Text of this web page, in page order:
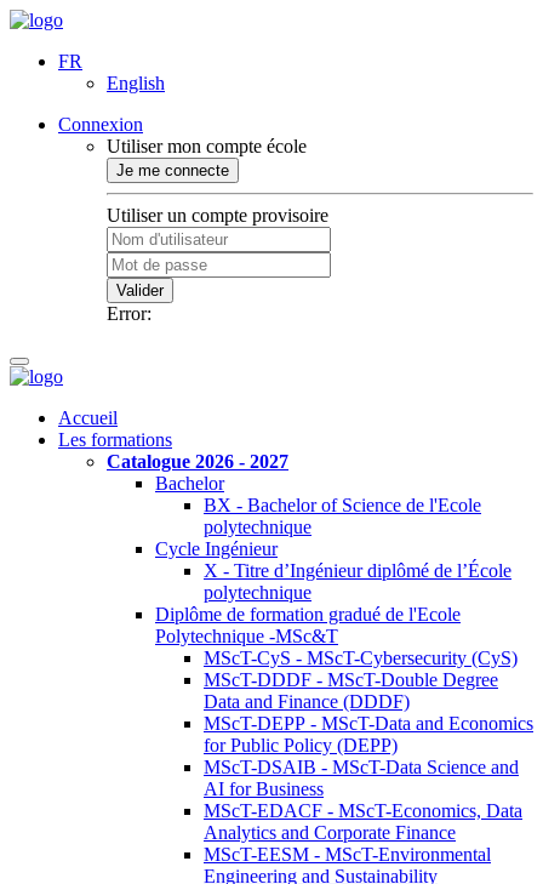
FR
English
Connexion
Utiliser mon compte école
Je me connecte
Utiliser un compte provisoire
Valider
Error:
Accueil
Les formations
Catalogue 2026 - 2027
Bachelor
BX - Bachelor of Science de l'Ecole
polytechnique
Cycle Ingénieur
X - Titre d’Ingénieur diplômé de l’École
polytechnique
Diplôme de formation gradué de l'Ecole
Polytechnique -MSc&T
MScT-CyS - MScT-Cybersecurity (CyS)
MScT-DDDF - MScT-Double Degree
Data and Finance (DDDF)
MScT-DEPP - MScT-Data and Economics
for Public Policy (DEPP)
MScT-DSAIB - MScT-Data Science and
AI for Business
MScT-EDACF - MScT-Economics, Data
Analytics and Corporate Finance
MScT-EESM - MScT-Environmental
Engineering and Sustainability